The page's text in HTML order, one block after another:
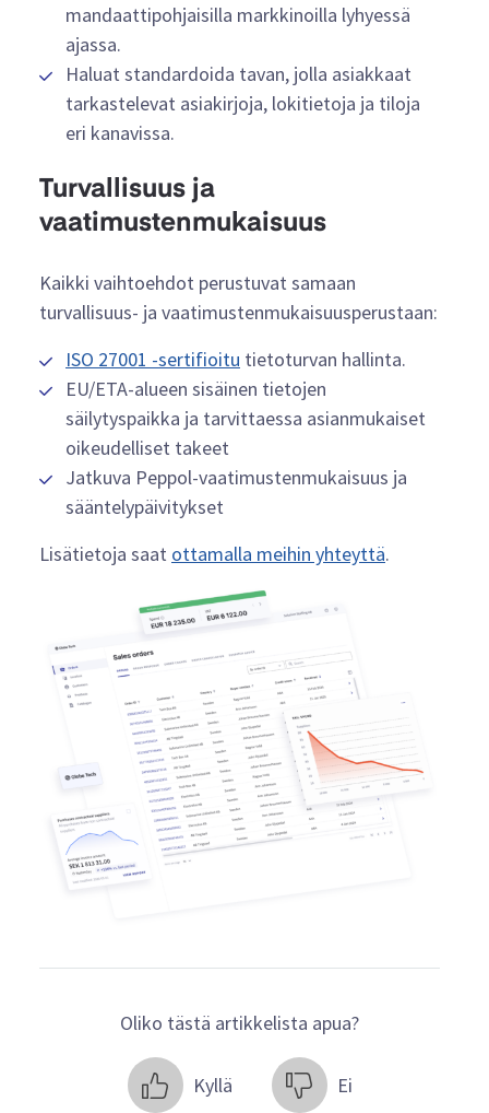
mandaattipohjaisilla markkinoilla lyhyessä
ajassa.
Haluat standardoida tavan, jolla asiakkaat
tarkastelevat asiakirjoja, lokitietoja ja tiloja
eri kanavissa.
Turvallisuus ja
vaatimustenmukaisuus
Kaikki vaihtoehdot perustuvat samaan
turvallisuus- ja vaatimustenmukaisuusperustaan:
ISO 27001 -sertifioitu tietoturvan hallinta.
EU/ETA-alueen sisäinen tietojen
säilytyspaikka ja tarvittaessa asianmukaiset
oikeudelliset takeet
Jatkuva Peppol-vaatimustenmukaisuus ja
sääntelypäivitykset
Lisätietoja saat ottamalla meihin yhteyttä.
Oliko tästä artikkelista apua?
Kyllä Ei